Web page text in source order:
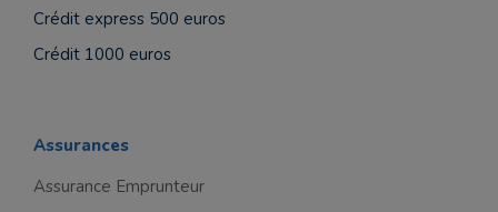
Crédit express 500 euros
Crédit 1000 euros
Assurances
Assurance Emprunteur